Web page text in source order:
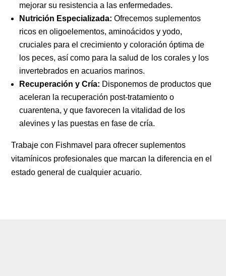
mejorar su resistencia a las enfermedades.
Nutrición Especializada: Ofrecemos suplementos
ricos en oligoelementos, aminoácidos y yodo,
cruciales para el crecimiento y coloración óptima de
los peces, así como para la salud de los corales y los
invertebrados en acuarios marinos.
Recuperación y Cría: Disponemos de productos que
aceleran la recuperación post-tratamiento o
cuarentena, y que favorecen la vitalidad de los
alevines y las puestas en fase de cría.
Trabaje con Fishmavel para ofrecer suplementos
vitamínicos profesionales que marcan la diferencia en el
estado general de cualquier acuario.